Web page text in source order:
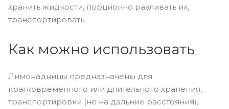
хранить жидкости, порционно разливать их,
транспортировать.
Как можно использовать
Лимонадницы предназначены для
кратковременного или длительного хранения,
транспортировки (не на дальние расстояния),